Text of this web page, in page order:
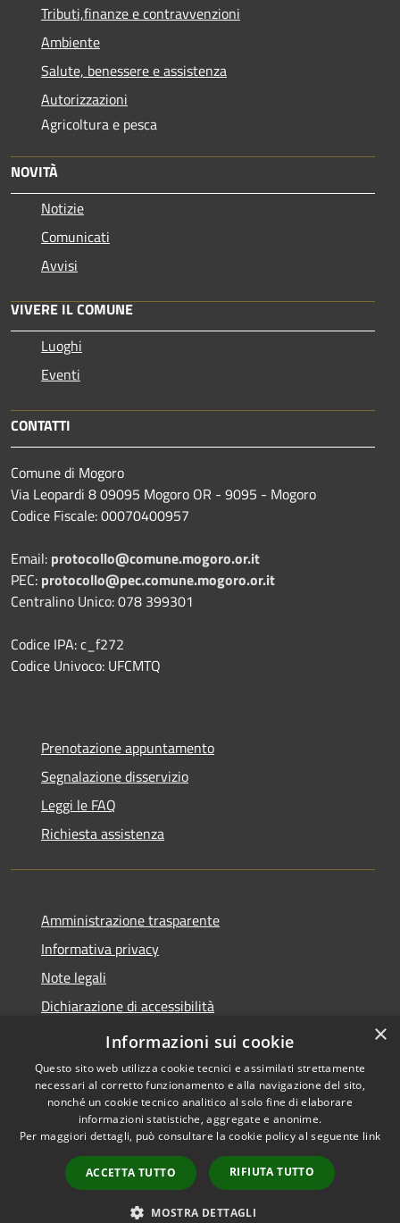
Tributi,finanze e contravvenzioni
Ambiente
Salute, benessere e assistenza
Autorizzazioni
Agricoltura e pesca
NOVITÀ
Notizie
Comunicati
Avvisi
VIVERE IL COMUNE
Luoghi
Eventi
CONTATTI
Comune di Mogoro
Via Leopardi 8 09095 Mogoro OR - 9095 - Mogoro
Codice Fiscale: 00070400957
Email: protocollo@comune.mogoro.or.it
PEC: protocollo@pec.comune.mogoro.or.it
Centralino Unico: 078 399301
Codice IPA: c_f272
Codice Univoco: UFCMTQ
Prenotazione appuntamento
Segnalazione disservizio
Leggi le FAQ
Richiesta assistenza
Amministrazione trasparente
Informativa privacy
Note legali
Dichiarazione di accessibilità
Obiettivi di accessibilità
Accessibilità
Copyright © 2026 • Comune di
Mogoro • Powered by
Municipium•
Accesso
redazione
×
Informazioni sui cookie
Questo sito web utilizza cookie tecnici e assimilati strettamente
necessari al corretto funzionamento e alla navigazione del sito,
nonché un cookie tecnico analitico al solo fine di elaborare
informazioni statistiche, aggregate e anonime.
Per maggiori dettagli, può consultare la cookie policy al seguente link
ACCETTA TUTTO RIFIUTA TUTTO
MOSTRA DETTAGLI